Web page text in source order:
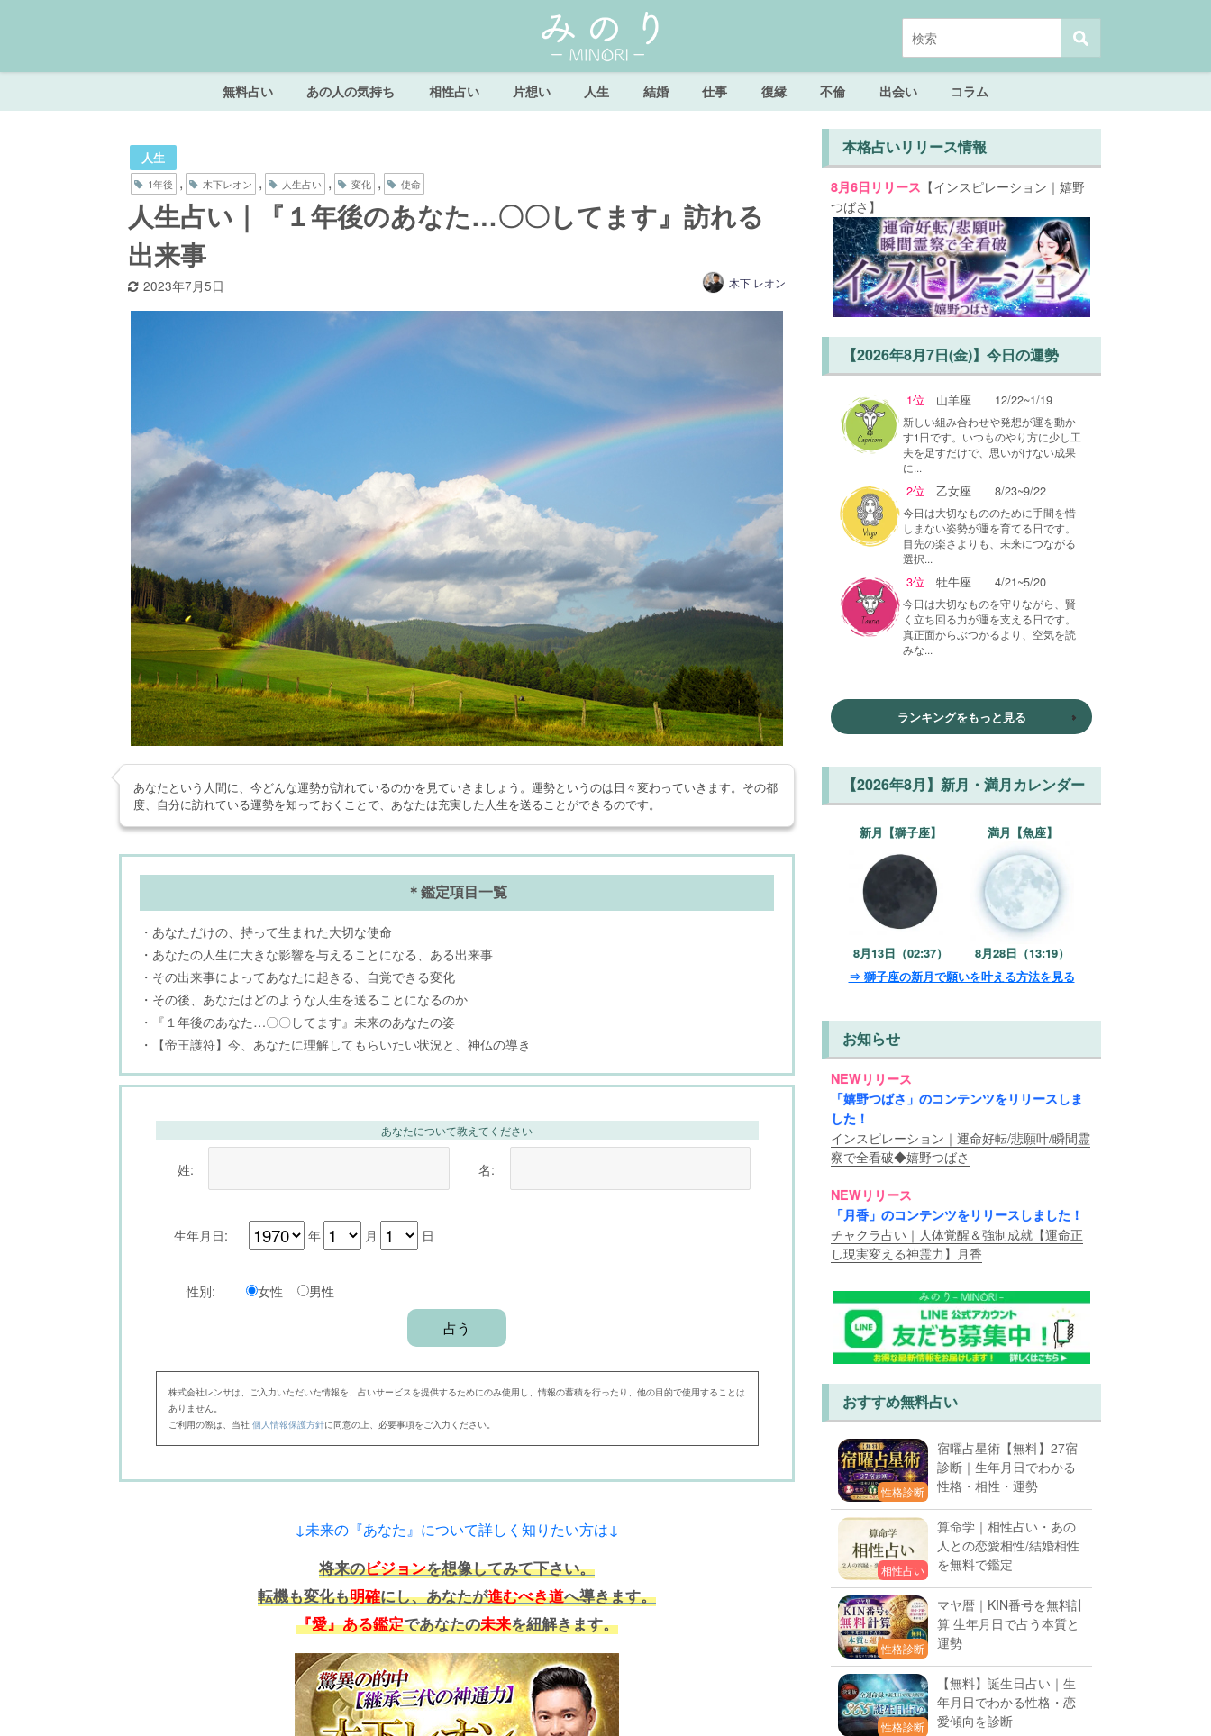
無料占い あの人の気持ち 相性占い 片想い 人生 結婚 仕事 復縁 不倫 出会い コラム
人生
1年後 , 木下レオン , 人生占い , 変化 , 使命
人生占い｜『１年後のあなた…〇〇してます』訪れる
出来事
2023年7月5日 木下 レオン
あなたという人間に、今どんな運勢が訪れているのかを見ていきましょう。運勢というのは日々変わっていきます。その都
度、自分に訪れている運勢を知っておくことで、あなたは充実した人生を送ることができるのです。
＊鑑定項目一覧
・あなただけの、持って生まれた大切な使命
・あなたの人生に大きな影響を与えることになる、ある出来事
・その出来事によってあなたに起きる、自覚できる変化
・その後、あなたはどのような人生を送ることになるのか
・『１年後のあなた…〇〇してます』未来のあなたの姿
・【帝王護符】今、あなたに理解してもらいたい状況と、神仏の導き
あなたについて教えてください
姓: 名:
生年月日: 年 月 日
性別: 女性 男性
株式会社レンサは、ご入力いただいた情報を、占いサービスを提供するためにのみ使用し、情報の蓄積を行ったり、他の目的で使用することは
ありません。
ご利用の際は、当社 個人情報保護方針に同意の上、必要事項をご入力ください。
↓未来の『あなた』について詳しく知りたい方は↓
将来のビジョンを想像してみて下さい。
転機も変化も明確にし、あなたが進むべき道へ導きます。
『愛』ある鑑定であなたの未来を紐解きます。
本格占いリリース情報
8月6日リリース 【インスピレーション｜嬉野
つばさ】
【2026年8月7日(金)】今日の運勢
1位 山羊座 12/22~1/19
新しい組み合わせや発想が運を動か
す1日です。いつものやり方に少し工
夫を足すだけで、思いがけない成果
に...
2位 乙女座 8/23~9/22
今日は大切なもののために手間を惜
しまない姿勢が運を育てる日です。
目先の楽さよりも、未来につながる
選択...
3位 牡牛座 4/21~5/20
今日は大切なものを守りながら、賢
く立ち回る力が運を支える日です。
真正面からぶつかるより、空気を読
みな...
ランキングをもっと見る
【2026年8月】新月・満月カレンダー
新月【獅子座】
8月13日（02:37）
満月【魚座】
8月28日（13:19）
⇒ 獅子座の新月で願いを叶える方法を見る
お知らせ
NEWリリース
「嬉野つばさ」のコンテンツをリリースしま
した！
インスピレーション｜運命好転/悲願叶/瞬間霊
察で全看破◆嬉野つばさ
NEWリリース
「月香」のコンテンツをリリースしました！
チャクラ占い｜人体覚醒＆強制成就【運命正
し現実変える神霊力】月香
おすすめ無料占い
性格診断
宿曜占星術【無料】27宿
診断｜生年月日でわかる
性格・相性・運勢
相性占い
算命学｜相性占い・あの
人との恋愛相性/結婚相性
を無料で鑑定
性格診断
マヤ暦｜KIN番号を無料計
算 生年月日で占う本質と
運勢
性格診断
【無料】誕生日占い｜生
年月日でわかる性格・恋
愛傾向を診断